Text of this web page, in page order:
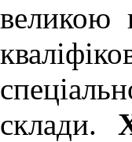
великою
склади.